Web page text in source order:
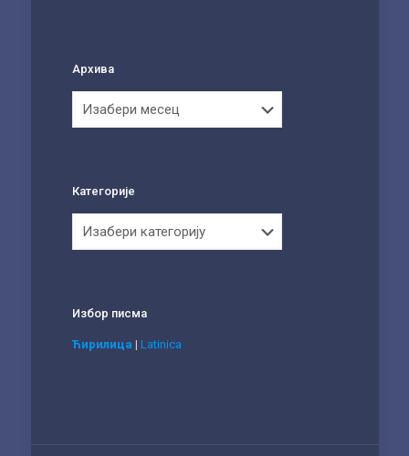
Архива
Категорије
Избор писма
Ћирилица | Latinica